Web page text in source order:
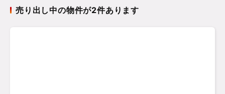
売り出し中の物件が2件あります